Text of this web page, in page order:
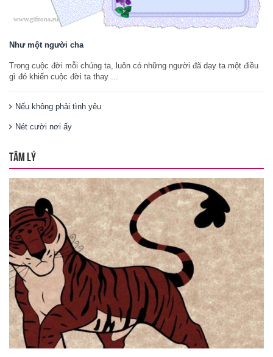
Như một người cha
Trong cuộc đời mỗi chúng ta, luôn có những người đã dạy ta một điều
gì đó khiến cuộc đời ta thay ...
Nếu không phải tình yêu
Nét cười nơi ấy
TÂM LÝ